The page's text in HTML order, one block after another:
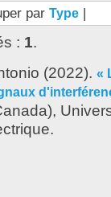
par Type |
: 1.
(2022). «